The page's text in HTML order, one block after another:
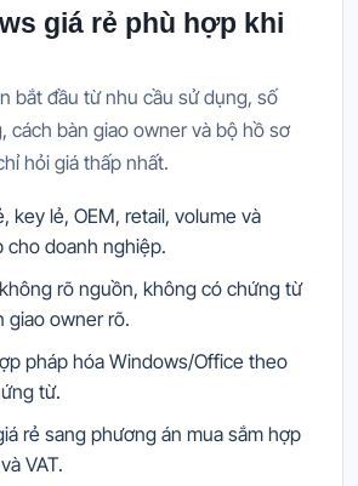
giá rẻ phù hợp khi
bắt đầu từ nhu cầu sử dụng, số
cách bàn giao owner và bộ hồ sơ
hỏi giá thấp nhất.
key lẻ, OEM, retail, volume và
cho doanh nghiệp.
rõ nguồn, không có chứng từ
giao owner rõ.
pháp hóa Windows/Office theo
từ.
rẻ sang phương án mua sắm hợp
VAT.